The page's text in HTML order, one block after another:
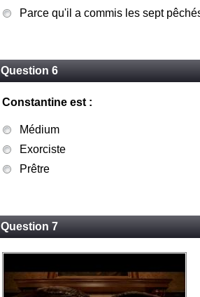
Parce qu'il a commis les sept
Question 6
Constantine est :
Médium
Exorciste
Prêtre
Question 7